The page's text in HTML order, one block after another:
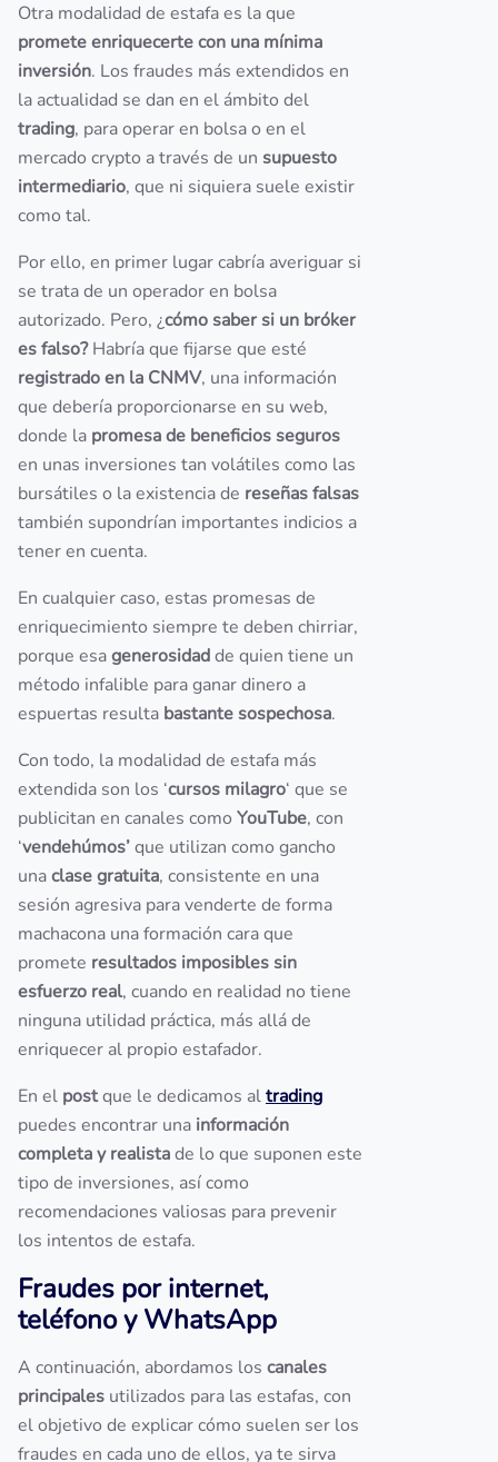
Otra modalidad de estafa es la que
promete enriquecerte con una mínima
inversión. Los fraudes más extendidos en
la actualidad se dan en el ámbito del
trading, para operar en bolsa o en el
mercado crypto a través de un supuesto
intermediario, que ni siquiera suele existir
como tal.
Por ello, en primer lugar cabría averiguar si
se trata de un operador en bolsa
autorizado. Pero, ¿cómo saber si un bróker
es falso?Habría que fijarse que esté
registrado en la CNMV, una información
que debería proporcionarse en su web,
donde la promesa de beneficios seguros
en unas inversiones tan volátiles como las
bursátiles o la existencia de reseñas falsas
también supondrían importantes indicios a
tener en cuenta.
En cualquier caso, estas promesas de
enriquecimiento siempre te deben chirriar,
porque esagenerosidadde quien tiene un
método infalible para ganar dinero a
espuertas resulta bastante sospechosa.
Con todo, la modalidad de estafa más
extendida son los ‘cursos milagro‘ que se
publicitan en canales como YouTube, con
‘vendehúmos’que utilizan como gancho
unaclase gratuita, consistente en una
sesión agresiva para venderte de forma
machacona una formación cara que
promete resultados imposibles sin
esfuerzo real, cuando en realidad no tiene
ninguna utilidad práctica, más allá de
enriquecer al propio estafador.
En el postque le dedicamos altrading
puedes encontrar una información
completa y realistade lo que suponen este
tipo de inversiones, así como
recomendaciones valiosas para prevenir
los intentos de estafa.
Fraudes por internet,
teléfono y WhatsApp
A continuación, abordamos los canales
principales utilizados para las estafas, con
el objetivo de explicar cómo suelen ser los
fraudes en cada uno de ellos, ya te sirva